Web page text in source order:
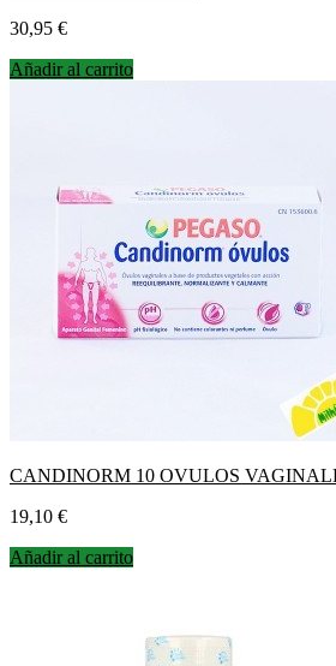
Precio
30,95 €
Añadir al carrito
CANDINORM 10 OVULOS
Precio
19,10 €
Añadir al carrito